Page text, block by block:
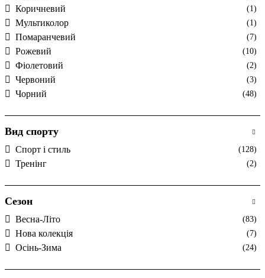
Коричневий (1)
Мультиколор (1)
Помаранчевий (7)
Рожевий (10)
Фіолетовий (2)
Червоний (3)
Чорний (48)
Вид спорту
Спорт і стиль (128)
Тренінг (2)
Сезон
Весна-Літо (83)
Нова колекція (7)
Осінь-Зима (24)